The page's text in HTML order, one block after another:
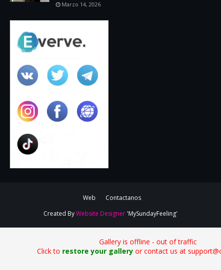
Marzo 14, 2026
Web
Contactanos
Created ByWebsite Designer 'MySundayFeeling'
Gallery is offline - out of traffic
Click to restore your galleryor contact us at